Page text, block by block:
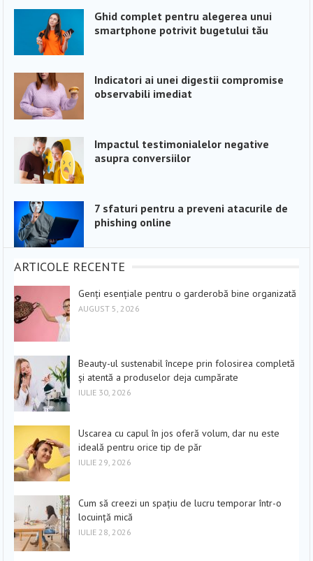
Ghid complet pentru alegerea unui
smartphone potrivit bugetului tău
Indicatori ai unei digestii compromise
observabili imediat
Impactul testimonialelor negative
asupra conversiilor
7 sfaturi pentru a preveni atacurile de
phishing online
ARTICOLE RECENTE
Genți esențiale pentru o garderobă bine organizată
AUGUST 5, 2026
Beauty-ul sustenabil începe prin folosirea completă
și atentă a produselor deja cumpărate
IULIE 30, 2026
Uscarea cu capul în jos oferă volum, dar nu este
ideală pentru orice tip de păr
IULIE 29, 2026
Cum să creezi un spațiu de lucru temporar într-o
locuință mică
IULIE 28, 2026